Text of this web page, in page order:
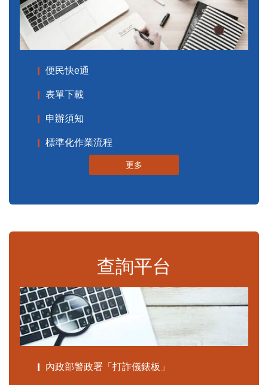
便民快e通
表單下載
申辦須知
標準化作業流程
更多
查詢平台
內政部警政署「打詐儀錶板」